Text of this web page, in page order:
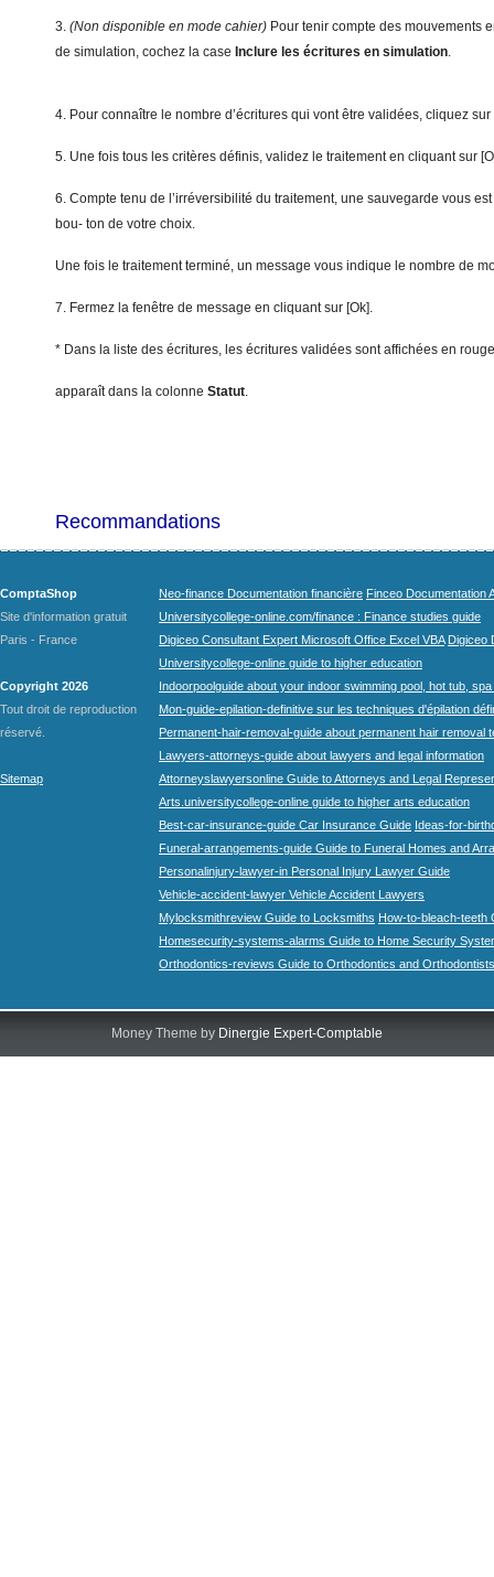
3. (Non disponible en mode cahier) Pour tenir compte des mouvements
de simulation, cochez la case Inclure les écritures en simulation.
4. Pour connaître le nombre d’écritures qui vont être validées, cliquez
5. Une fois tous les critères définis, validez le traitement en cliquant sur
6. Compte tenu de l’irréversibilité du traitement, une sauvegarde vous
bou- ton de votre choix.
Une fois le traitement terminé, un message vous indique le nombre de
7. Fermez la fenêtre de message en cliquant sur [Ok].
* Dans la liste des écritures, les écritures validées sont affichées en
apparaît dans la colonne Statut.
Recommandations
ComptaShop
Site d'information gratuit
Paris - France
Copyright 2026
Tout droit de reproduction
réservé.
Sitemap
Neo-finance Documentation financière Finceo Documentation
Universitycollege-online.com/finance : Finance studies guide
Digiceo Consultant Expert Microsoft Office Excel VBA Digiceo
Universitycollege-online guide to higher education
Indoorpoolguide about your indoor swimming pool, hot tub,
Mon-guide-epilation-definitive sur les techniques d'épilation
Permanent-hair-removal-guide about permanent hair removal
Lawyers-attorneys-guide about lawyers and legal information
Attorneyslawyersonline Guide to Attorneys and Legal
Arts.universitycollege-online guide to higher arts education
Best-car-insurance-guide Car Insurance Guide Ideas-for-
Funeral-arrangements-guide Guide to Funeral Homes and
Personalinjury-lawyer-in Personal Injury Lawyer Guide
Vehicle-accident-lawyer Vehicle Accident Lawyers
Mylocksmithreview Guide to Locksmiths How-to-bleach-teeth
Homesecurity-systems-alarms Guide to Home Security
Orthodontics-reviews Guide to Orthodontics and Orthodontists
Money Theme by Dinergie Expert-Comptable